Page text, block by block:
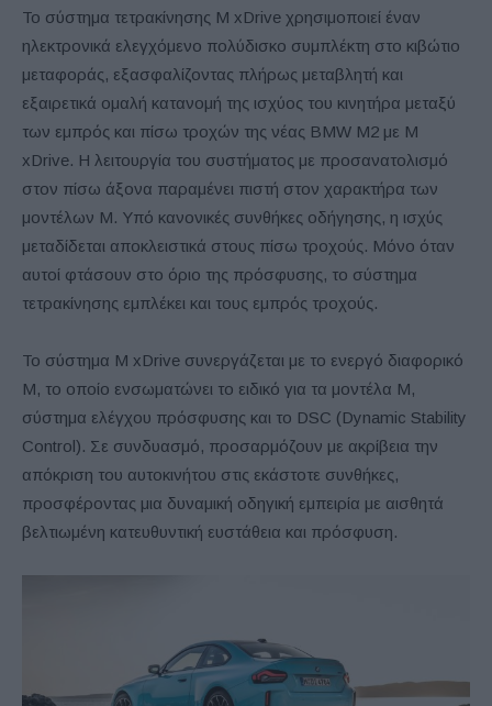
Το σύστημα τετρακίνησης M xDrive χρησιμοποιεί έναν
ηλεκτρονικά ελεγχόμενο πολύδισκο συμπλέκτη στο κιβώτιο
μεταφοράς, εξασφαλίζοντας πλήρως μεταβλητή και
εξαιρετικά ομαλή κατανομή της ισχύος του κινητήρα μεταξύ
των εμπρός και πίσω τροχών της νέας BMW M2 με M
xDrive. Η λειτουργία του συστήματος με προσανατολισμό
στον πίσω άξονα παραμένει πιστή στον χαρακτήρα των
μοντέλων M. Υπό κανονικές συνθήκες οδήγησης, η ισχύς
μεταδίδεται αποκλειστικά στους πίσω τροχούς. Μόνο όταν
αυτοί φτάσουν στο όριο της πρόσφυσης, το σύστημα
τετρακίνησης εμπλέκει και τους εμπρός τροχούς.
Το σύστημα M xDrive συνεργάζεται με το ενεργό διαφορικό
M, το οποίο ενσωματώνει το ειδικό για τα μοντέλα M,
σύστημα ελέγχου πρόσφυσης και το DSC (Dynamic Stability
Control). Σε συνδυασμό, προσαρμόζουν με ακρίβεια την
απόκριση του αυτοκινήτου στις εκάστοτε συνθήκες,
προσφέροντας μια δυναμική οδηγική εμπειρία με αισθητά
βελτιωμένη κατευθυντική ευστάθεια και πρόσφυση.